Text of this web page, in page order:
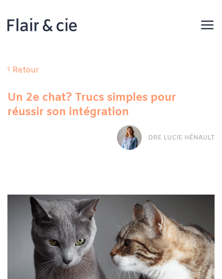
contenu
Retour
Un 2e chat? Trucs simples pour
réussir son intégration
DRE LUCIE HÉNAULT